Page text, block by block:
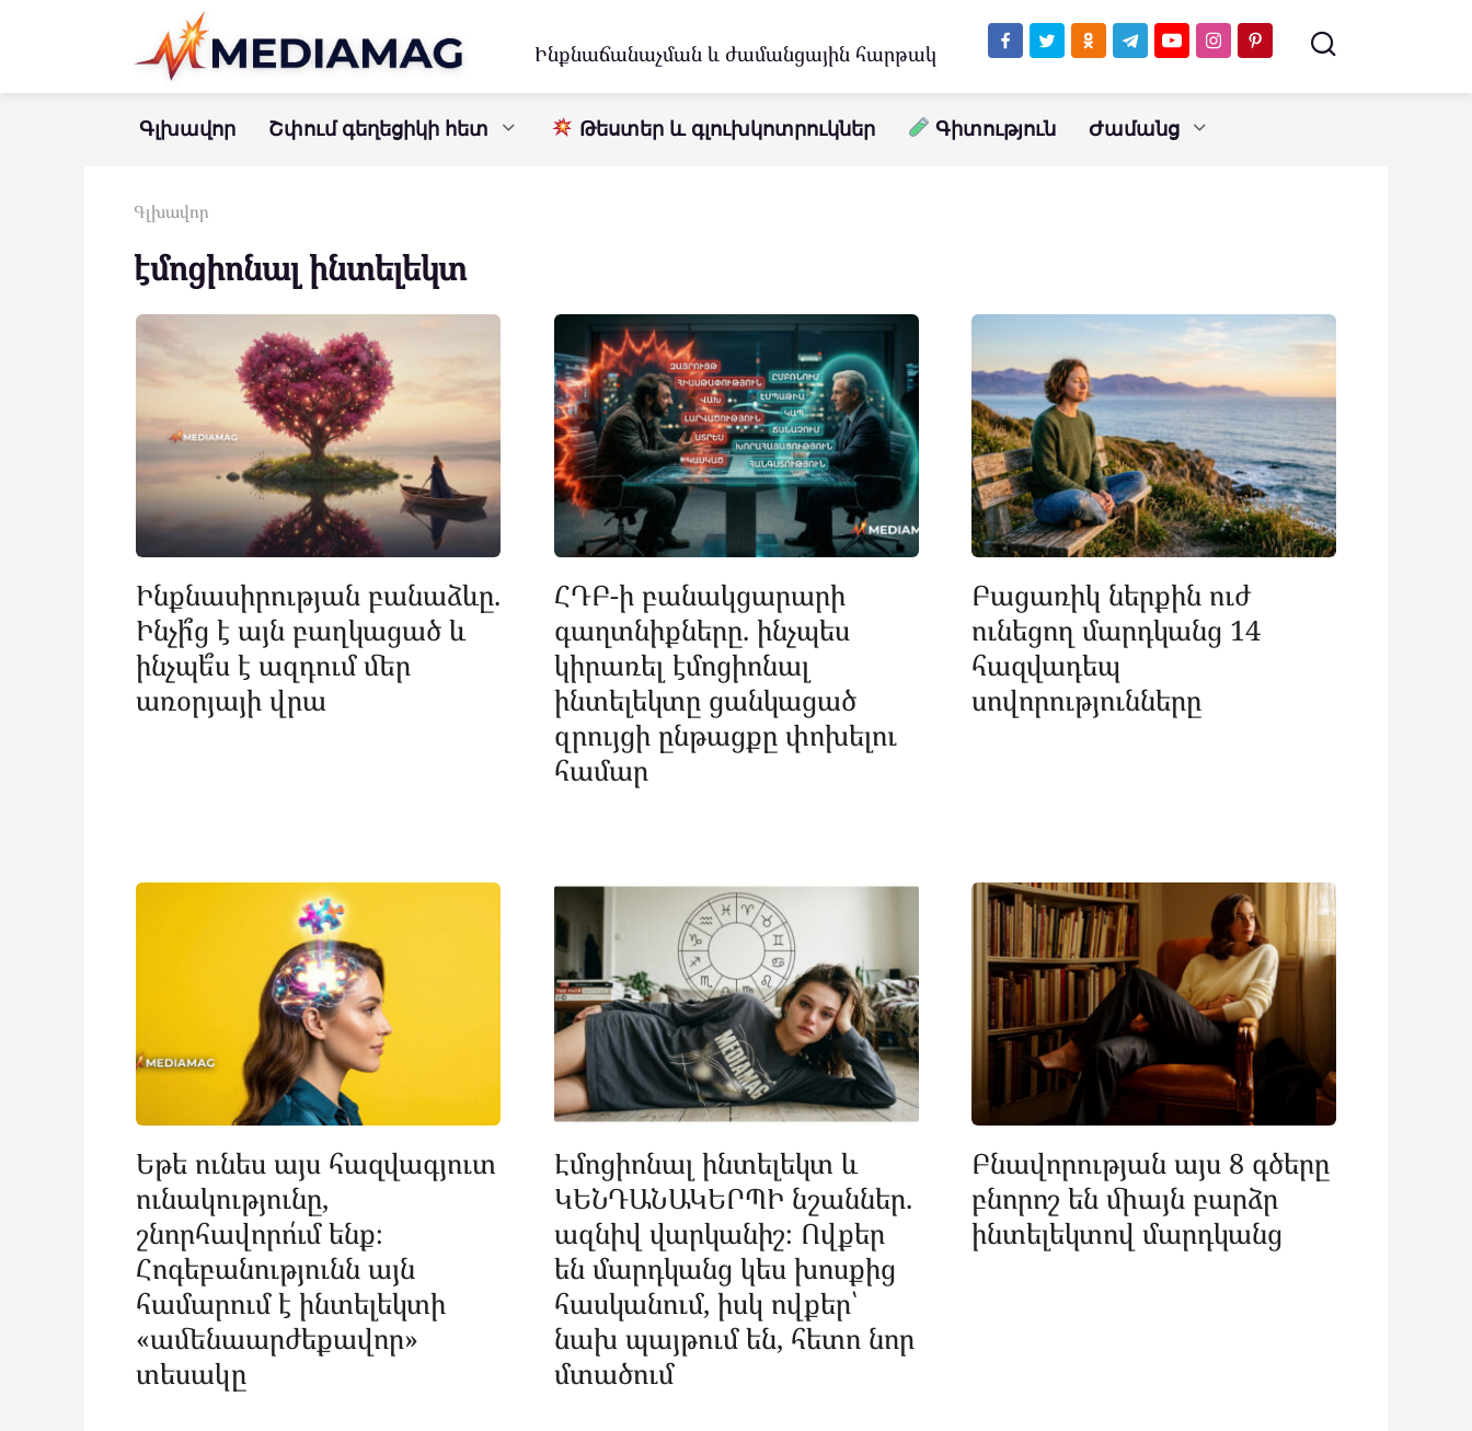
Ինքնաճանաչման և ժամանցային հարթակ
Գլխավոր Շփում գեղեցիկի հետ Թեստեր և գլուխկոտրուկներ Գիտություն Ժամանց
Գլխավոր
էմոցիոնալ ինտելեկտ
Ինքնասիրության բանաձևը.
Ինչի՞ց է այն բաղկացած և
ինչպե՞ս է ազդում մեր
առօրյայի վրա
ՀԴԲ-ի բանակցարարի
գաղտնիքները. ինչպես
կիրառել էմոցիոնալ
ինտելեկտը ցանկացած
զրույցի ընթացքը փոխելու
համար
Բացառիկ ներքին ուժ
ունեցող մարդկանց 14
հազվադեպ
սովորությունները
Եթե ունես այս հազվագյուտ
ունակությունը,
շնորհավորո՛ւմ ենք։
Հոգեբանությունն այն
համարում է ինտելեկտի
«ամենաարժեքավոր»
տեսակը
Էմոցիոնալ ինտելեկտ և
ԿԵՆԴԱՆԱԿԵՐՊԻ նշաններ.
ազնիվ վարկանիշ։ Ովքեր
են մարդկանց կես խոսքից
հասկանում, իսկ ովքեր՝
նախ պայթում են, հետո նոր
մտածում
Բնավորության այս 8 գծերը
բնորոշ են միայն բարձր
ինտելեկտով մարդկանց